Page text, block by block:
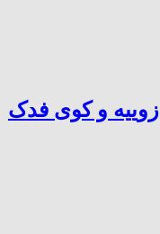
و کوی فدک